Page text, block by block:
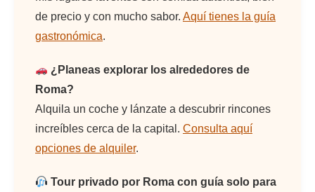
de precio y con mucho sabor. Aquí tienes la guía
gastronómica.
¿Planeas explorar los alrededores de
Roma?
Alquila un coche y lánzate a descubrir rincones
increíbles cerca de la capital. Consulta aquí
opciones de alquiler.
Tour privado por Roma con guía solo para